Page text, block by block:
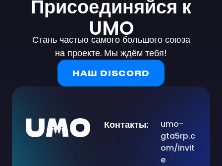
Присоединяйся к
UMO
Стань частью самого большого союза
на проекте. Мы ждём тебя!
НАШ DISCORD
Контакты:
umo-
gta5rp.c
om/invit
e